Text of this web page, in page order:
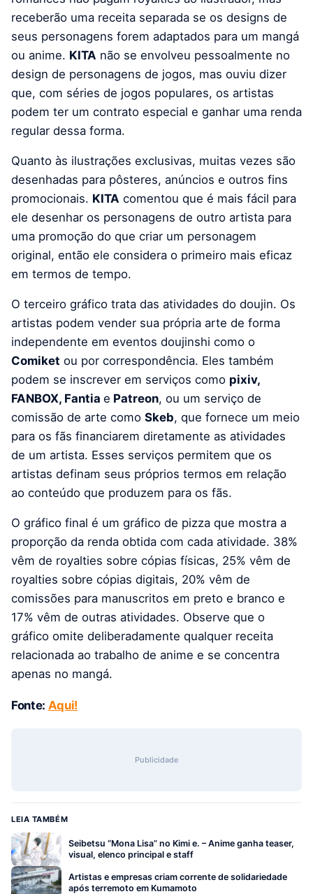
receberão uma receita separada se os designs de
seus personagens forem adaptados para um mangá
ou anime. KITA não se envolveu pessoalmente no
design de personagens de jogos, mas ouviu dizer
que, com séries de jogos populares, os artistas
podem ter um contrato especial e ganhar uma renda
regular dessa forma.
Quanto às ilustrações exclusivas, muitas vezes são
desenhadas para pôsteres, anúncios e outros fins
promocionais. KITA comentou que é mais fácil para
ele desenhar os personagens de outro artista para
uma promoção do que criar um personagem
original, então ele considera o primeiro mais eficaz
em termos de tempo.
O terceiro gráfico trata das atividades do doujin. Os
artistas podem vender sua própria arte de forma
independente em eventos doujinshi como o
Comiket ou por correspondência. Eles também
podem se inscrever em serviços como pixiv,
FANBOX, Fantia e Patreon, ou um serviço de
comissão de arte como Skeb, que fornece um meio
para os fãs financiarem diretamente as atividades
de um artista. Esses serviços permitem que os
artistas definam seus próprios termos em relação
ao conteúdo que produzem para os fãs.
O gráfico final é um gráfico de pizza que mostra a
proporção da renda obtida com cada atividade. 38%
vêm de royalties sobre cópias físicas, 25% vêm de
royalties sobre cópias digitais, 20% vêm de
comissões para manuscritos em preto e branco e
17% vêm de outras atividades. Observe que o
gráfico omite deliberadamente qualquer receita
relacionada ao trabalho de anime e se concentra
apenas no mangá.
Fonte: Aqui!
Publicidade
LEIA TAMBÉM
Seibetsu “Mona Lisa” no Kimi e. – Anime ganha teaser,
visual, elenco principal e staff
Artistas e empresas criam corrente de solidariedade
após terremoto em Kumamoto